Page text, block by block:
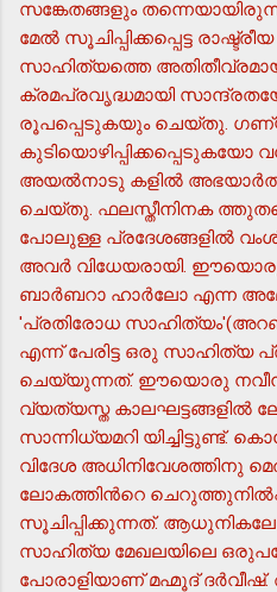
സങ്കേതങ്ങളും
മേല്‍ സൂചിപ്പിക്കപ്പെട്ട
സാഹിത്യത്തെ
ക്രമപ്രവൃദ്ധമായി
രൂപപ്പെടുകയും ചെയ്തു.
കുടിയൊഴിപ്പിക്കപ്പെടുകയോ
അയല്‍നാടു കളില്‍
ചെയ്തു. ഫലസ്തീനിനക
പോലുള്ള പ്രദേശങ്ങളില്‍
അവര്‍ വിധേയരായി.
ബാര്‍ബറാ ഹാര്‍ലോ എന്ന
'പ്രതിരോധ
എന്ന് പേരിട്ട ഒരു സാഹിത്യ
ചെയ്യുന്നത്. ഈയൊരു
വ്യത്യസ്ത കാലഘട്ടങ്ങളില്‍
സാന്നിധ്യമറി യിച്ചിട്ടുണ്ട്.
വിദേശ അധിനിവേശത്തിനു
ലോകത്തിന്‍റെ
സൂചിപ്പിക്കുന്നത്.
സാഹിത്യ മേഖലയിലെ
പോരാളിയാണ് മഹ്മൂദ്